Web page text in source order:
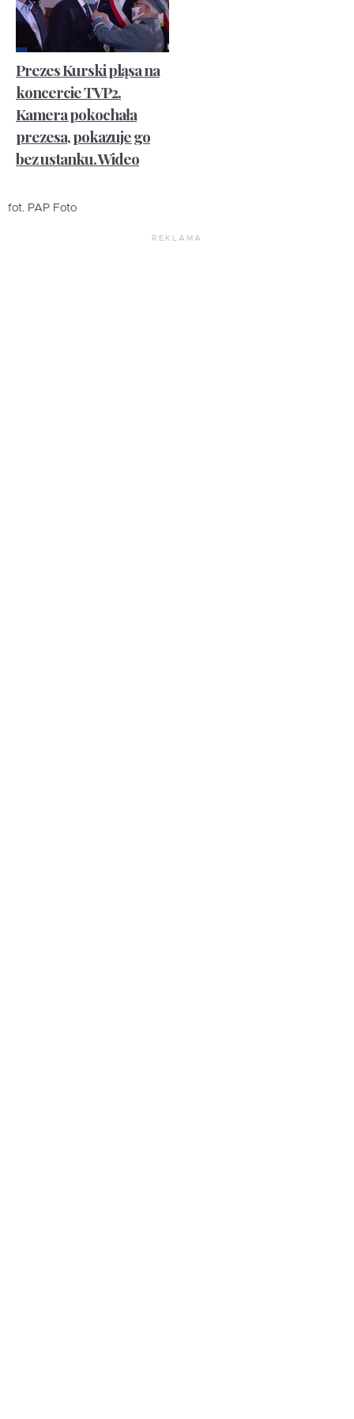
Prezes Kurski pląsa na
koncercie TVP2.
Kamera pokochała
prezesa, pokazuje go
bez ustanku. Wideo
fot. PAP Foto
REKLAMA